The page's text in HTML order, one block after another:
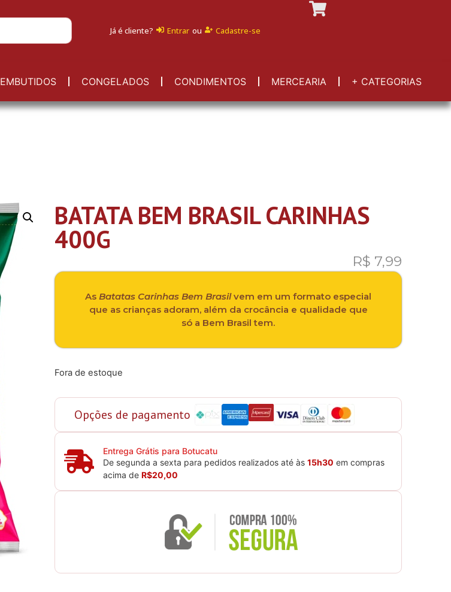
Já é cliente? Entrar ou Cadastre-se
EMBUTIDOS CONGELADOS CONDIMENTOS MERCEARIA + CATEGORIAS
BATATA BEM BRASIL CARINHAS
400G
R$ 7,99
As Batatas Carinhas Bem Brasilvem em um formato especial
que as crianças adoram, além da crocância e qualidade que
só a Bem Brasil tem.
Fora de estoque
Opções de pagamento
Entrega Grátis para Botucatu
De segunda a sexta para pedidos realizados até às 15h30 em compras
acima de R$20,00